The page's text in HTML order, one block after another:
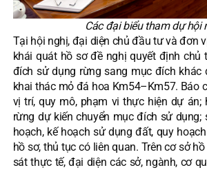
Các đại biểu tham dự hội
Tại hội nghị, đại diện chủ đầu tư và đơn
khái quát hồ sơ đề nghị quyết định chủ
đích sử dụng rừng sang mục đích khác
khai thác mỏ đá hoa Km54–Km57. Báo
vị trí, quy mô, phạm vi thực hiện dự án;
rừng dự kiến chuyển mục đích sử dụng;
hoạch, kế hoạch sử dụng đất, quy
hồ sơ, thủ tục có liên quan. Trên cơ sở
sát thực tế, đại diện các sở, ngành, cơ